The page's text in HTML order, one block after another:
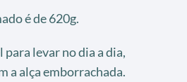
é de 620g.
levar no dia a dia,
a alça emborrachada.